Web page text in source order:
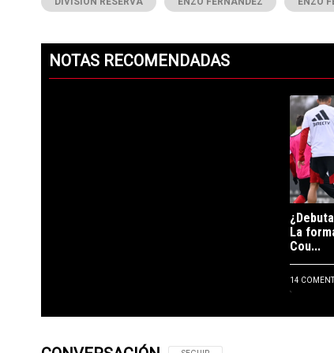
NOTAS RECOMENDADAS
Un
La
Cou...
14